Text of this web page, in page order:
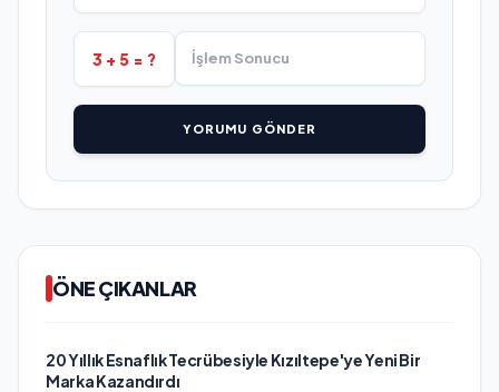
3 + 5 = ?
YORUMU GÖNDER
ÖNE ÇIKANLAR
20 Yıllık Esnaflık Tecrübesiyle Kızıltepe'ye Yeni Bir
Marka Kazandırdı